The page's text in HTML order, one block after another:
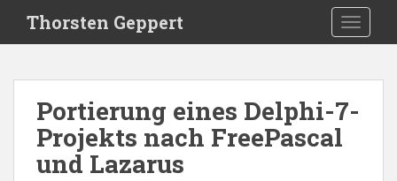
i
Thorsten Geppert
Portierung eines Delphi-7-
Projekts nach FreePascal
und Lazarus